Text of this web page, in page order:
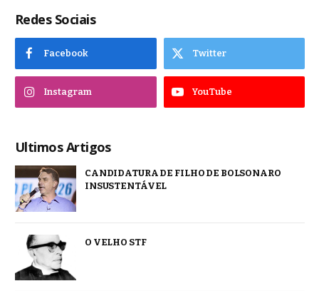
Redes Sociais
Facebook Twitter
Instagram YouTube
Ultimos Artigos
CANDIDATURA DE FILHO DE BOLSONARO
INSUSTENTÁVEL
O VELHO STF